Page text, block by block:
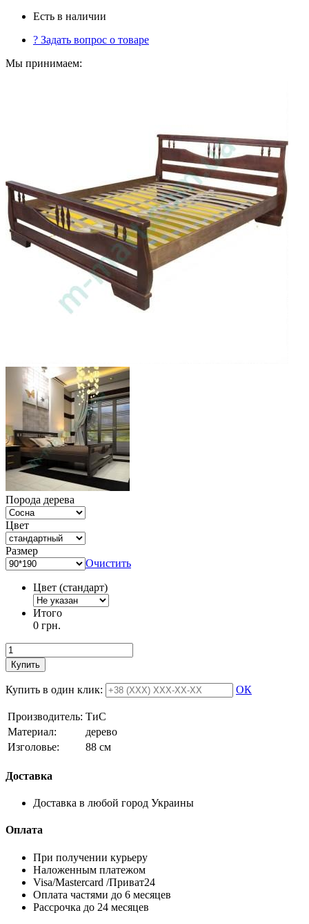
Есть в наличии
? Задать вопрос о товаре
Мы принимаем:
Порода дерева
Цвет
Размер
Очистить
Цвет (стандарт)
Итого
0 грн.
Купить
Купить в один клик: ОК
Производитель: ТиС
Материал:
дерево
Изголовье:
88 см
Доставка
Доставка в любой город Украины
Оплата
При получении курьеру
Наложенным платежом
Visa/Mastercard /Приват24
Оплата частями до 6 месяцев
Рассрочка до 24 месяцев